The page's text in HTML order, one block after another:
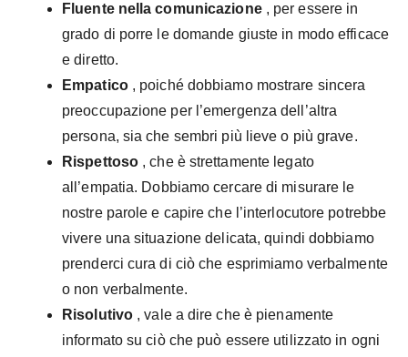
Fluente nella comunicazione, per essere in
grado di porre le domande giuste in modo efficace
e diretto.
Empatico, poiché dobbiamo mostrare sincera
preoccupazione per l’emergenza dell’altra
persona, sia che sembri più lieve o più grave.
Rispettoso , che è strettamente legato
all’empatia. Dobbiamo cercare di misurare le
nostre parole e capire che l’interlocutore potrebbe
vivere una situazione delicata, quindi dobbiamo
prenderci cura di ciò che esprimiamo verbalmente
o non verbalmente.
Risolutivo , vale a dire che è pienamente
informato su ciò che può essere utilizzato in ogni